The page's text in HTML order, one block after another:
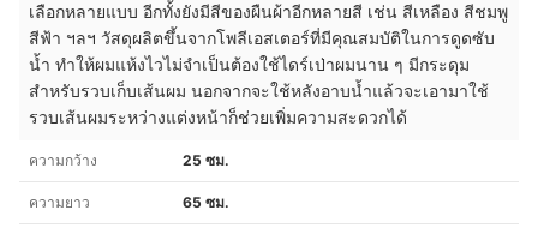
เลือกหลายแบบ อีกทั้งยังมีสีของผืนผ้าอีกหลายสี เช่น สีเหลือง สีชมพู
สีฟ้า ฯลฯ วัสดุผลิตขึ้นจากโพลีเอสเตอร์ที่มีคุณสมบัติในการดูดซับ
น้ำ ทำให้ผมแห้งไวไม่จำเป็นต้องใช้ไดร์เป่าผมนาน ๆ มีกระดุม
สำหรับรวบเก็บเส้นผม นอกจากจะใช้หลังอาบน้ำแล้วจะเอามาใช้
รวบเส้นผมระหว่างแต่งหน้าก็ช่วยเพิ่มความสะดวกได้
ความกว้าง 25 ซม.
ความยาว 65 ซม.